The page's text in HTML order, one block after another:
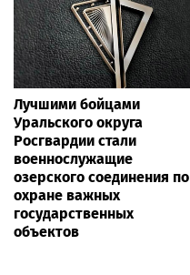
Лучшими бойцами
Уральского округа
Росгвардии стали
военнослужащие
озерского соединения по
охране важных
государственных
объектов